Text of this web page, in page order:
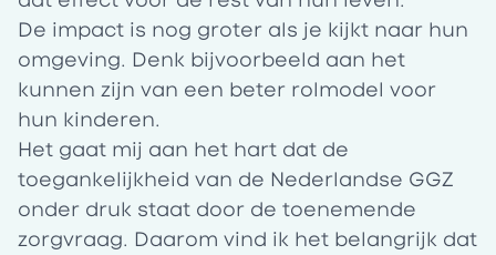
De impact is nog groter als je kijkt naar hun
omgeving. Denk bijvoorbeeld aan het
kunnen zijn van een beter rolmodel voor
hun kinderen.
Het gaat mij aan het hart dat de
toegankelijkheid van de Nederlandse GGZ
onder druk staat door de toenemende
zorgvraag. Daarom vind ik het belangrijk dat